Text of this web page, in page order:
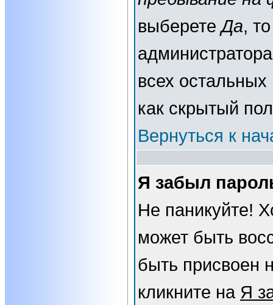
выберетеДа,
всех
как скрытый
Вернуться к
Я забыл
Не паникуйте!
может быть
быть присвоен
кликните на Я